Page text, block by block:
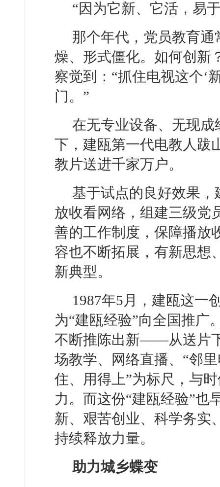
“因为它新、它活，易
那个年代，党员教育通
燥、形式僵化。如何创新
察觉到：“抓住电视这个‘
门。”
在无专业设备、无现成
下，建瓯第一代电教人跋
教片送进千家万户。
基于试点的良好效果
放收看网络，组建三级党
善的工作制度，保障播放
容也不断拓展，有新思想
新典型。
1987年5月，建瓯这一
为“建瓯经验”向全国推广
不断推陈出新——从送片
场教学、网络直播、“邻
住、用得上”为标尺，与
力。而这份“建瓯经验”也
新、艰苦创业、科学务实
持续释放力量。
助力城乡蝶变